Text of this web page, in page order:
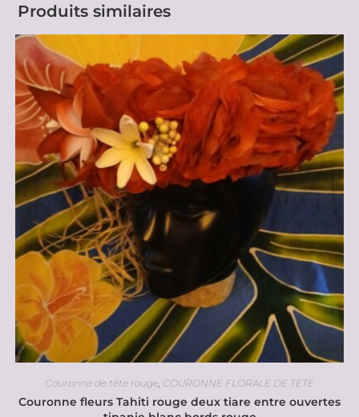
Produits similaires
Couronne de tête rouge, COURONNE FLORALE DE TETE
Couronne fleurs Tahiti rouge deux tiare entre ouvertes